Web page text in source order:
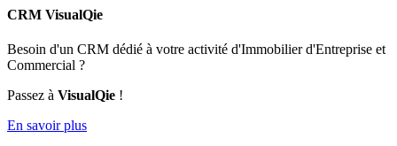
CRM VisualQie
Besoin d'un CRM dédié à votre activité d'Immobilier d'Entreprise et
Commercial ?
Passez à VisualQie !
En savoir plus